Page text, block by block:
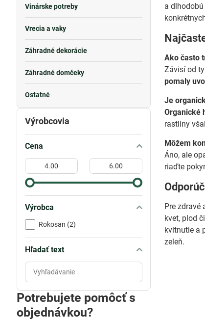
a
Ako často
Závisí od
pomaly
Je
Organické
rastliny
Môžem
Áno, ale
riaďte
Pre zdravé
kvet, plod
kvitnutie a
zeleň.
Výrobcovia
Cena
Od:
Do:
Výrobca
Rokosan (2)
Hľadať text
Prehľadať
výsledky
filtra
fulltextom
Potrebujete pomôcť s
objednávkou?
Vinárske potreby
Vrecia a vaky
Záhradné dekorácie
Záhradné domčeky
Ostatné